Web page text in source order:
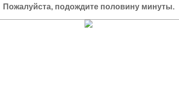
Пожалуйста, подождите половину минуты.